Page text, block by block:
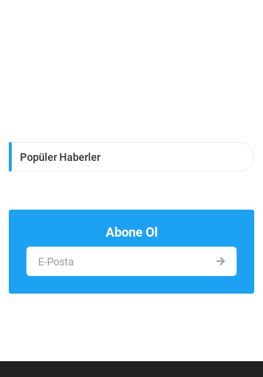
Popüler Haberler
Abone Ol